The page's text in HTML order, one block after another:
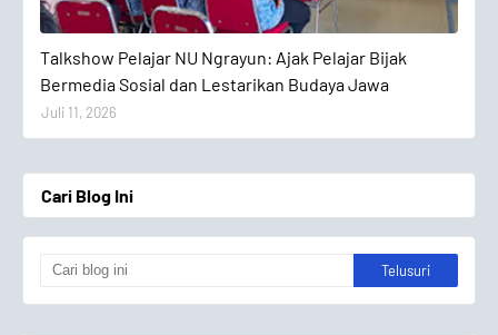
Talkshow Pelajar NU Ngrayun: Ajak Pelajar Bijak
Bermedia Sosial dan Lestarikan Budaya Jawa
Juli 11, 2026
Cari Blog Ini